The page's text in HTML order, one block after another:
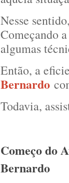
Nesse
Começando
algumas
Então, a
Bernardo
Todavia,
Começo do
Bernardo